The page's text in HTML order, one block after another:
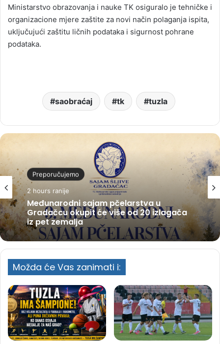
Ministarstvo obrazovanja i nauke TK osiguralo je tehničke i
organizacione mjere zaštite za novi način polaganja ispita,
uključujući zaštitu ličnih podataka i sigurnost pohrane
podataka.
saobraćaj tk tuzla
Preporučujemo
2 hours ranije
Međunarodni sajam pčelarstva u
Gradačcu okupit će više od 20 izlagača
iz pet zemalja
Možda će Vas zanimati i: